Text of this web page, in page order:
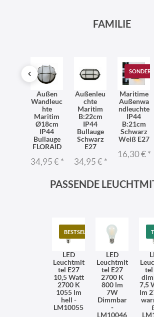
FAMILIE
Außen
Wandleuc
hte
Maritim
Ø18cm
IP44
Bullauge
FLORAID
34,95 €*
Außenleu
chte
Maritim
B:22cm
IP44
Bullauge
Schwarz
E27
34,95 €*
Maritime
Außenwa
ndleuchte
IP44
B:21cm
Schwarz
Weiß E27
16,30 €*
PASSENDE
BESTSELLER
LED
Leuchtmit
tel E27
10,5 Watt
2700 K
1055 lm
hell -
LM10055
LED
Leuchtmit
tel E27
2700 K
800 lm
7W
Dimmbar
-
LM10046
tel
7,5
lm